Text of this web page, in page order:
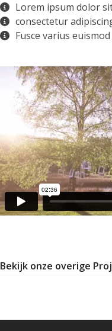
Lorem ipsum dolor
consectetur
Fusce varius
Bekijk onze overige